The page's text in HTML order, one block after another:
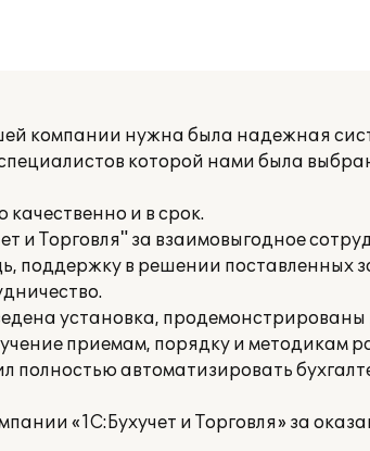
компании нужна была надежная
которой нами была
и в срок.
и Торговля" за взаимовыгодное
поддержку в решении поставленных
установка,
приемам, порядку и методикам
полностью автоматизировать
«1С:Бухучет и Торговля» за